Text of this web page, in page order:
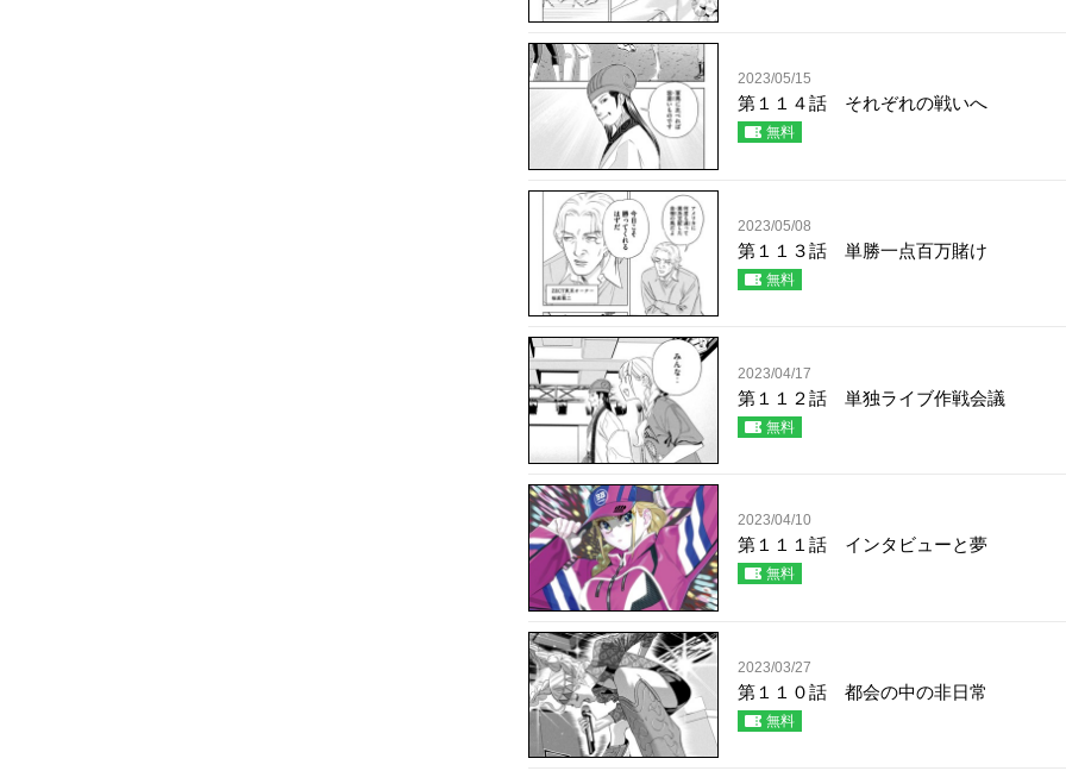
2023/05/15
第１１４話 それぞれの戦いへ
無料
2023/05/08
第１１３話 単勝一点百万賭け
無料
2023/04/17
第１１２話 単独ライブ作戦会議
無料
2023/04/10
第１１１話 インタビューと夢
無料
2023/03/27
第１１０話 都会の中の非日常
無料